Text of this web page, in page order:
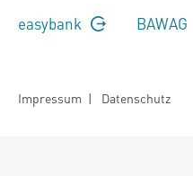
easybank BAWAG
Impressum | Datenschutz